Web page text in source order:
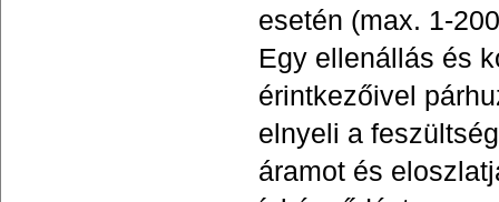
esetén (max. 1-
Egy ellenállás és
érintkezőivel
elnyeli a
áramot és